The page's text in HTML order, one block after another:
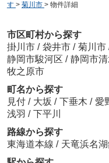
す > 菊川市 > 物件詳細
市区町村から探す
掛川市 / 袋井市 / 菊川市
静岡市駿河区 / 静岡市
牧之原市
町名から探す
見付 / 大坂 / 下垂木 / 愛
浅羽 / 下平川
路線から探す
東海道本線 / 天竜浜名